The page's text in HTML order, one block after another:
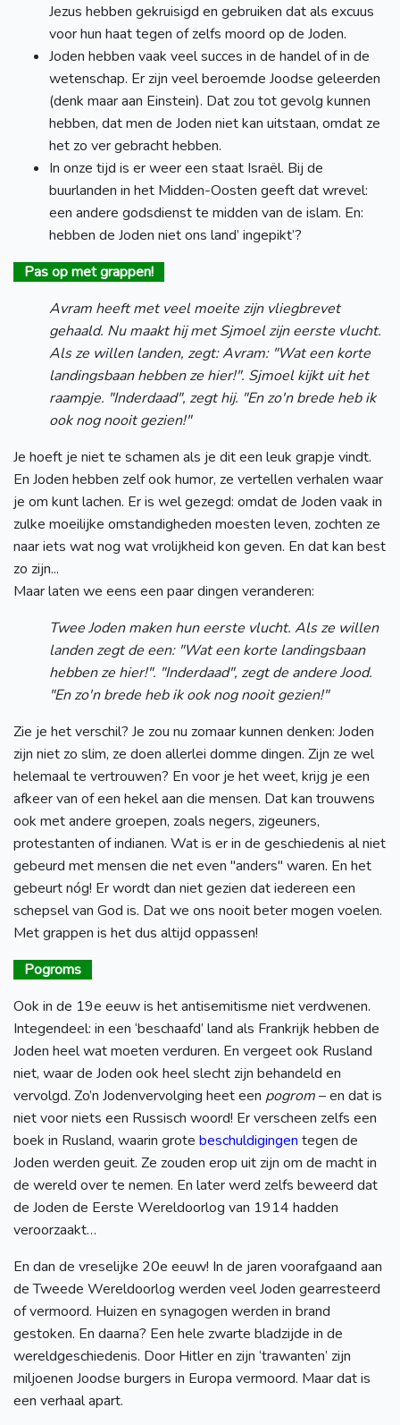
Jezus hebben gekruisigd en gebruiken dat als excuus
voor hun haat tegen of zelfs moord op de Joden.
Joden hebben vaak veel succes in de handel of in de
wetenschap. Er zijn veel beroemde Joodse geleerden
(denk maar aan Einstein). Dat zou tot gevolg kunnen
hebben, dat men de Joden niet kan uitstaan, omdat ze
het zo ver gebracht hebben.
In onze tijd is er weer een staat Israël. Bij de
buurlanden in het Midden-Oosten geeft dat wrevel:
een andere godsdienst te midden van de islam. En:
hebben de Joden niet ons land’ ingepikt’?
Pas op met grappen!
Avram heeft met veel moeite zijn vliegbrevet
gehaald. Nu maakt hij met Sjmoel zijn eerste vlucht.
Als ze willen landen, zegt: Avram: "Wat een korte
landingsbaan hebben ze hier!". Sjmoel kijkt uit het
raampje. "Inderdaad", zegt hij. "En zo'n brede heb ik
ook nog nooit gezien!"
Je hoeft je niet te schamen als je dit een leuk grapje vindt.
En Joden hebben zelf ook humor, ze vertellen verhalen waar
je om kunt lachen. Er is wel gezegd: omdat de Joden vaak in
zulke moeilijke omstandigheden moesten leven, zochten ze
naar iets wat nog wat vrolijkheid kon geven. En dat kan best
zo zijn...
Maar laten we eens een paar dingen veranderen:
Twee Joden maken hun eerste vlucht. Als ze willen
landen zegt de een: "Wat een korte landingsbaan
hebben ze hier!". "Inderdaad", zegt de andere Jood.
"En zo'n brede heb ik ook nog nooit gezien!"
Zie je het verschil? Je zou nu zomaar kunnen denken: Joden
zijn niet zo slim, ze doen allerlei domme dingen. Zijn ze wel
helemaal te vertrouwen? En voor je het weet, krijg je een
afkeer van of een hekel aan die mensen. Dat kan trouwens
ook met andere groepen, zoals negers, zigeuners,
protestanten of indianen. Wat is er in de geschiedenis al niet
gebeurd met mensen die net even "anders" waren. En het
gebeurt nóg! Er wordt dan niet gezien dat iedereen een
schepsel van God is. Dat we ons nooit beter mogen voelen.
Met grappen is het dus altijd oppassen!
Pogroms
Ook in de 19e eeuw is het antisemitisme niet verdwenen.
Integendeel: in een ‘beschaafd’ land als Frankrijk hebben de
Joden heel wat moeten verduren. En vergeet ook Rusland
niet, waar de Joden ook heel slecht zijn behandeld en
vervolgd. Zo’n Jodenvervolging heet een pogrom– en dat is
niet voor niets een Russisch woord! Er verscheen zelfs een
boek in Rusland, waarin grote beschuldigingen tegen de
Joden werden geuit. Ze zouden erop uit zijn om de macht in
de wereld over te nemen. En later werd zelfs beweerd dat
de Joden de Eerste Wereldoorlog van 1914 hadden
veroorzaakt…
En dan de vreselijke 20e eeuw! In de jaren voorafgaand aan
de Tweede Wereldoorlog werden veel Joden gearresteerd
of vermoord. Huizen en synagogen werden in brand
gestoken. En daarna? Een hele zwarte bladzijde in de
wereldgeschiedenis. Door Hitler en zijn ‘trawanten’ zijn
miljoenen Joodse burgers in Europa vermoord. Maar dat is
een verhaal apart.